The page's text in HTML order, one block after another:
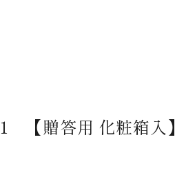
【贈答用 化粧箱入】